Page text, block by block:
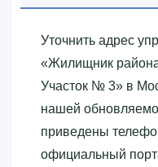
Уточнить адрес
«‎Жилищник
Участок № 3»‎ в
нашей
приведены
официальный